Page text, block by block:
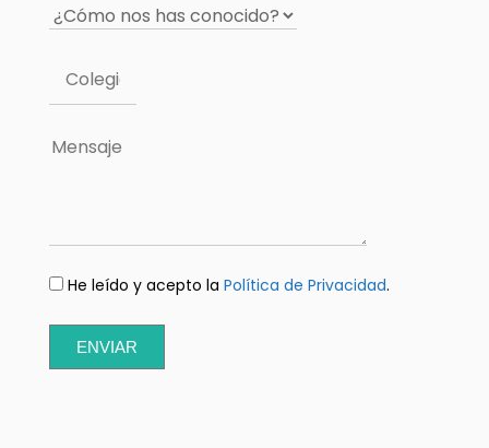
He leído y acepto la Política de Privacidad.
ENVIAR